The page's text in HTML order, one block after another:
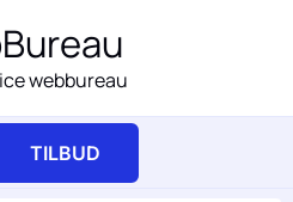
webbureau
TILBUD